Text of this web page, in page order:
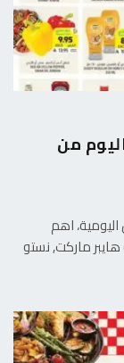
من
اهم
ماركت, نستو